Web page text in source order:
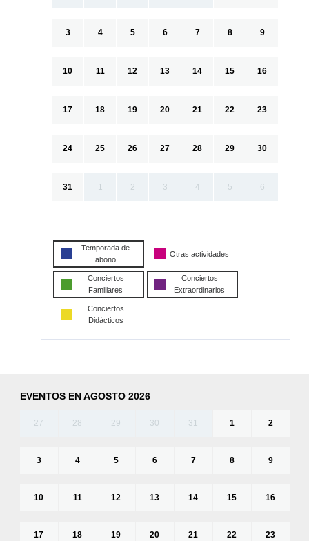
3 4 5 6 7 8 9
10 11 12 13 14 15 16
17 18 19 20 21 22 23
24 25 26 27 28 29 30
31 1 2 3 4 5 6
Temporada de
abono
Otras actividades
Conciertos
Familiares
Conciertos
Extraordinarios
Conciertos
Didácticos
EVENTOS EN AGOSTO 2026
27 28 29 30 31 1 2
3 4 5 6 7 8 9
10 11 12 13 14 15 16
17 18 19 20 21 22 23